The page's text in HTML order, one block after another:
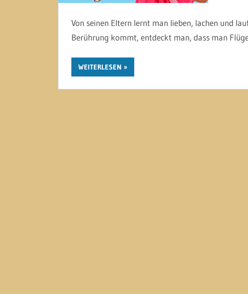
Von seinen Eltern lernt man lieben, lachen und
Berührung kommt, entdeckt man, dass man
WEITERLESEN